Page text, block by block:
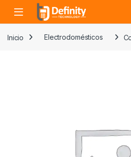
Skip to navigation
Skip to content
Open
Inicio Electrodomésticos